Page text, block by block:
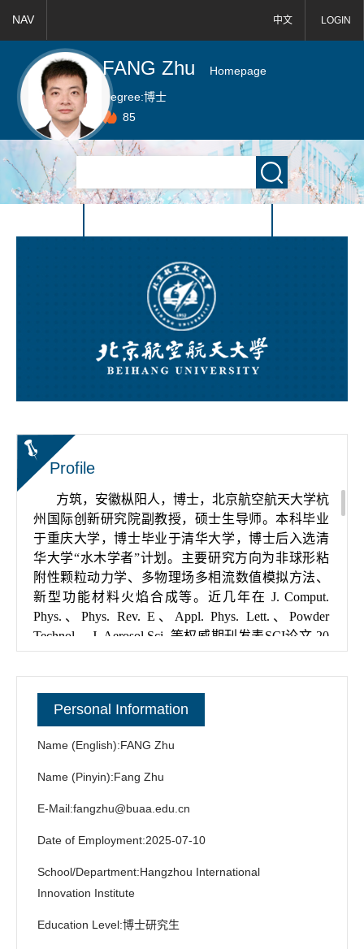
中文 LOGIN
NAV
FANG Zhu
Homepage
Degree:博士
85
Profile
方筑，安徽枞阳人，博士，北京航空航天大学杭
州国际创新研究院副教授，硕士生导师。本科毕业
于重庆大学，博士毕业于清华大学，博士后入选清
华大学“水木学者”计划。主要研究方向为非球形粘
附性颗粒动力学、多物理场多相流数值模拟方法、
新型功能材料火焰合成等。近几年在 J. Comput.
Phys.、Phys. Rev. E、Appl. Phys. Lett.、Powder
Technol.、J. Aerosol Sci. 等权威期刊发表SCI论文 20
余篇，获授权发明专利 5 项。主持国家自然科学基
金青年科学基金项目（C类）、浙江省“尖兵领雁
+X”科技计划项目（课题）、浙江省自然科学基金探
索项目、中国博士后科学基金特别资助及面上项目
目、面上项目、专项项目以及航天集团合作项目等
10 余项。受邀在第二届未来颗粒前沿论坛等国内外
粒技术论坛“Excellent Poster Award”、国际高温气冷
年会“优秀论文奖”、第十三届中国颗粒大会“优秀青
年报告奖”、第一届颗粒计算学术会议“优秀报告
奖”、第一届未来颗粒前沿论坛“优秀展报奖”等学术
次）、清华大学“综合优秀
Personal Information
Name (English):FANG Zhu
Name (Pinyin):Fang Zhu
E-Mail:fangzhu@buaa.edu.cn
Date of Employment:2025-07-10
School/Department:Hangzhou International
Innovation Institute
Education Level:博士研究生